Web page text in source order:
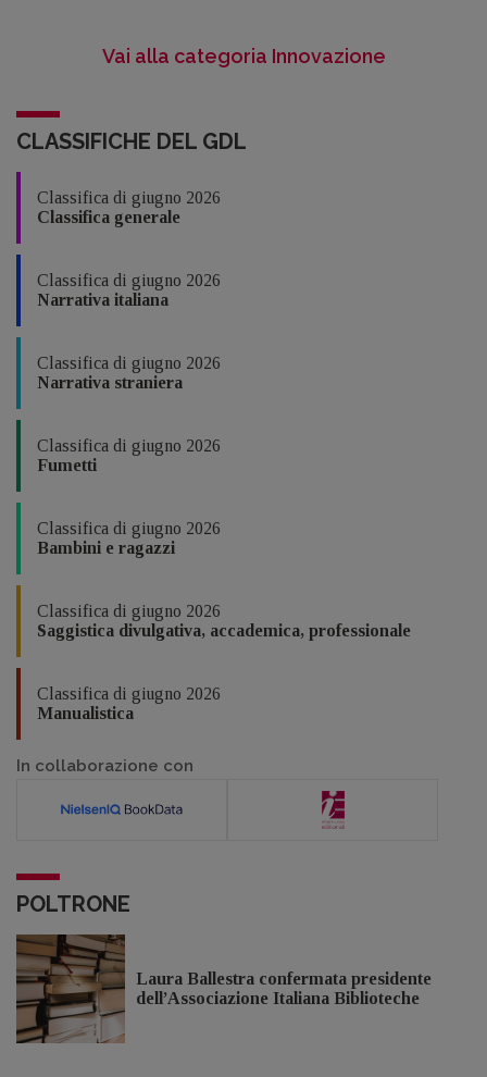
Vai alla categoria Innovazione
CLASSIFICHE DEL GDL
Classifica di giugno 2026
Classifica generale
Classifica di giugno 2026
Narrativa italiana
Classifica di giugno 2026
Narrativa straniera
Classifica di giugno 2026
Fumetti
Classifica di giugno 2026
Bambini e ragazzi
Classifica di giugno 2026
Saggistica divulgativa, accademica, professionale
Classifica di giugno 2026
Manualistica
In collaborazione con
POLTRONE
Laura Ballestra confermata presidente
dell’Associazione Italiana Biblioteche